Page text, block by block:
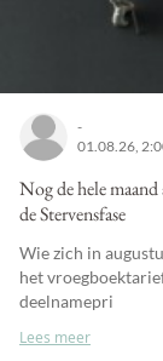
-
01.08.26,
Nog de hele
de Stervensfase
Wie zich in
het
deelnamepri
Lees meer